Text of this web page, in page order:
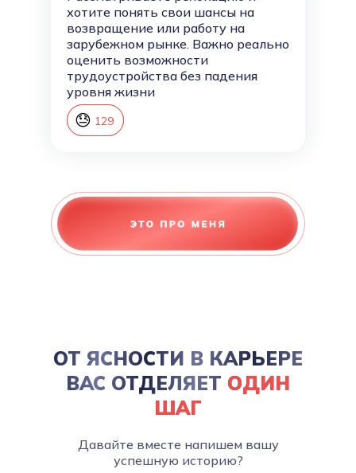
хотите понять свои шансы на
возвращение или работу на
зарубежном рынке. Важно реально
оценить возможности
трудоустройства без падения
уровня жизни
130
😓 129
ОТ ЯСНОСТИ В КАРЬЕРЕ
ВАС ОТДЕЛЯЕТ ОДИН
ШАГ
Давайте вместе напишем вашу
успешную историю?